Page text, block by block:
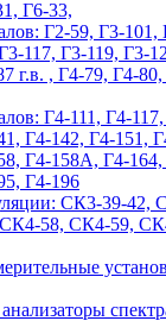
Г6-33,
Г2-59, Г3-101,
117, Г3-119, Г3-
г.в. , Г4-79, Г4-
Г4-111, Г4-
Г4-142, Г4-151,
Г4-158А, Г4-
Г4-196
СК3-39-42,
58, СК4-59,